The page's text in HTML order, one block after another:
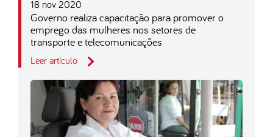
18 nov 2020
Governo realiza capacitação para promover o
emprego das mulheres nos setores de
transporte e telecomunicações
Leer artículo